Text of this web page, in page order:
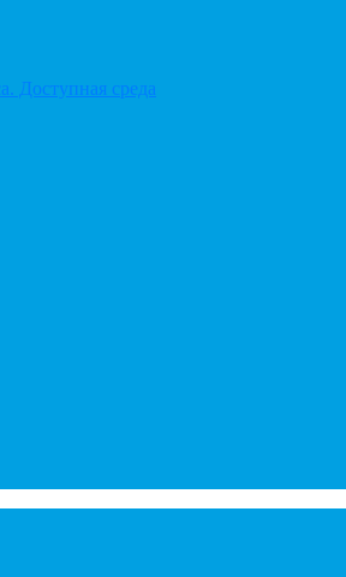
Доступная среда